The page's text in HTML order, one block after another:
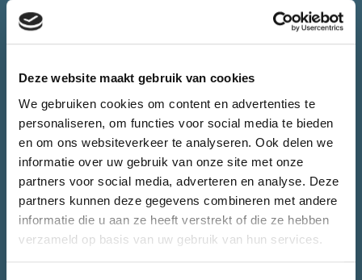
Deze website maakt gebruik van cookies
We gebruiken cookies om content en advertenties te
personaliseren, om functies voor social media te bieden
en om ons websiteverkeer te analyseren. Ook delen we
informatie over uw gebruik van onze site met onze
partners voor social media, adverteren en analyse. Deze
partners kunnen deze gegevens combineren met andere
informatie die u aan ze heeft verstrekt of die ze hebben
verzameld op basis van uw gebruik van hun services.
Meedoen
Nieuws
Juryrapport
Contact
CONTACT.